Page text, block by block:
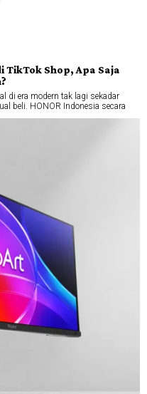
TikTok Shop, Apa Saja
di era modern tak lagi sekadar
beli. HONOR Indonesia secara